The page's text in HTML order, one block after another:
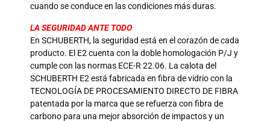
cuando se conduce en las condiciones más duras.
LA SEGURIDAD ANTE TODO
En SCHUBERTH, la seguridad está en el corazón de cada
producto. El E2 cuenta con la doble homologación P/J y
cumple con las normas ECE-R 22.06. La calota del
SCHUBERTH E2 está fabricada en fibra de vidrio con la
TECNOLOGÍA DE PROCESAMIENTO DIRECTO DE FIBRA
patentada por la marca que se refuerza con fibra de
carbono para una mejor absorción de impactos y un